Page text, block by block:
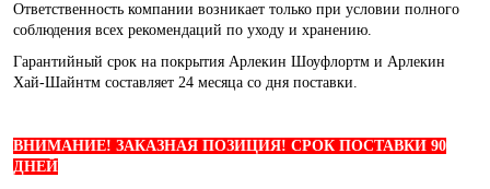
Ответственность компании возникает только при условии полного
соблюдения всех рекомендаций по уходу и хранению.
Гарантийный срок на покрытия Арлекин Шоуфлортм и Арлекин
Хай-Шайнтм составляет 24 месяца со дня поставки.
ВНИМАНИЕ! ЗАКАЗНАЯ ПОЗИЦИЯ! СРОК ПОСТАВКИ 90
ДНЕЙ